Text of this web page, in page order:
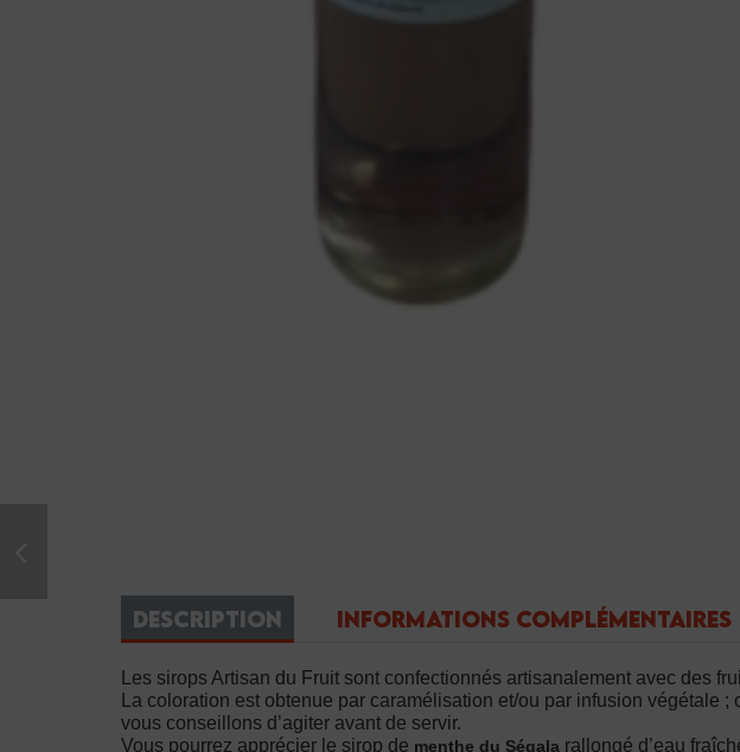
DESCRIPTION INFORMATIONS COMPLÉMENTAIRES
Les sirops Artisan du Fruit sont confectionnés artisanalement avec des
La coloration est obtenue par caramélisation et/ou par infusion végétale
vous conseillons d’agiter avant de servir.
Vous pourrez apprécier le sirop de menthe du Ségala rallongé d’eau